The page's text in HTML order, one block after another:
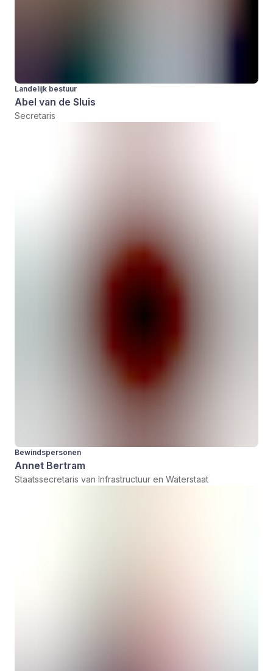
Landelijk bestuur
Abel van de Sluis
Secretaris
Bewindspersonen
Annet Bertram
Staatssecretaris van Infrastructuur en Waterstaat